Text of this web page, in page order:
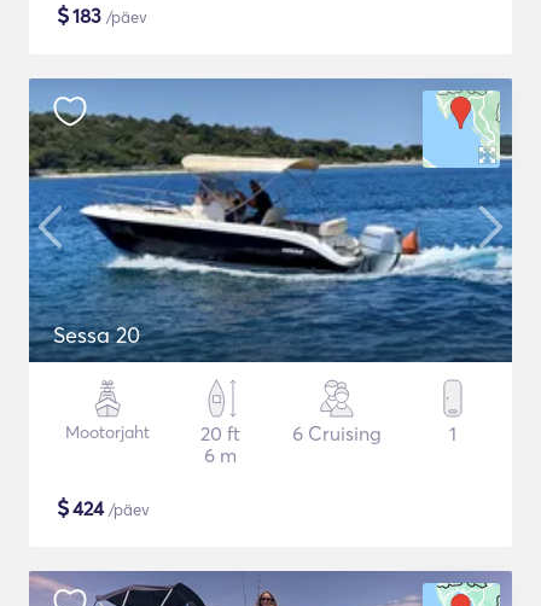
$183 /päev
Sessa 20
Mootorjaht
20 ft
6 m
6 Cruising 1
$424/päev